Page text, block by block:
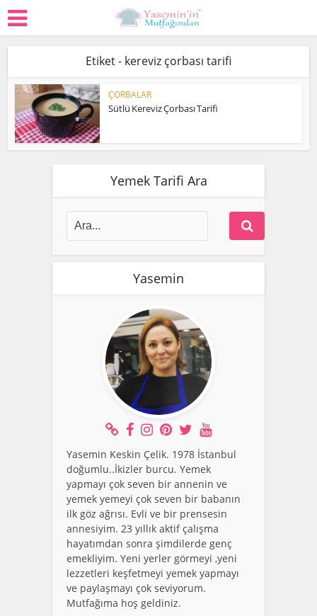
Etiket - kereviz çorbası tarifi
ÇORBALAR
Sütlü Kereviz Çorbası Tarifi
Yemek Tarifi Ara
Yasemin
Yasemin Keskin Çelik. 1978 İstanbul
doğumlu..İkizler burcu. Yemek
yapmayı çok seven bir annenin ve
yemek yemeyi çok seven bir babanın
ilk göz ağrısı. Evli ve bir prensesin
annesiyim. 23 yıllık aktif çalışma
hayatımdan sonra şimdilerde genç
emekliyim. Yeni yerler görmeyi ,yeni
lezzetleri keşfetmeyi yemek yapmayı
ve paylaşmayı çok seviyorum.
Mutfağıma hoş geldiniz.